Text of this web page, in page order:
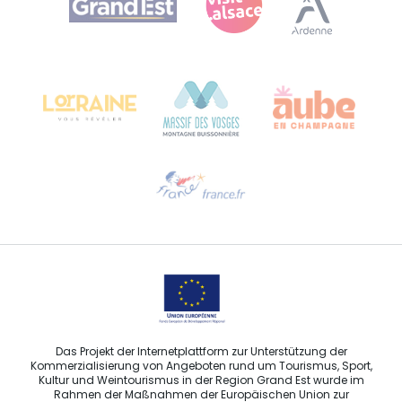
Bureau de Colmar (Hauptverwaltung)
Sprechen Sie uns per E-Mail an
Das Projekt der Internetplattform zur Unterstützung der
Kommerzialisierung von Angeboten rund um Tourismus, Sport,
Kultur und Weintourismus in der Region Grand Est wurde im
Rahmen der Maßnahmen der Europäischen Union zur